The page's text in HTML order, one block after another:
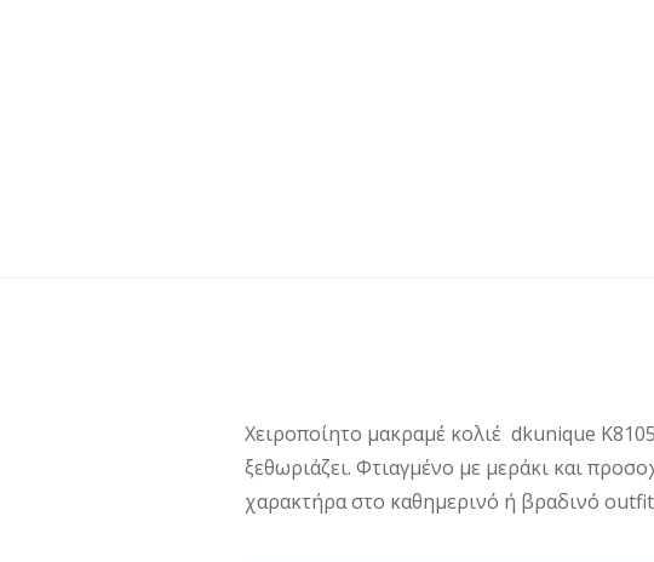
Χειροποίητο μακραμέ κολιέ dkunique
ξεθωριάζει. Φτιαγμένο με μεράκι και
χαρακτήρα στο καθημερινό ή βραδινό